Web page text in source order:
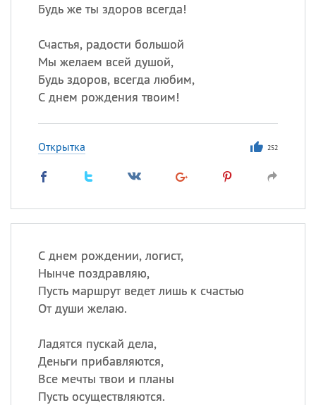
Будь же ты здоров всегда!
Счастья, радости большой
Мы желаем всей душой,
Будь здоров, всегда любим,
С днем рождения твоим!
Открытка 252
С днем рождении, логист,
Нынче поздравляю,
Пусть маршрут ведет лишь к счастью
От души желаю.
Ладятся пускай дела,
Деньги прибавляются,
Все мечты твои и планы
Пусть осуществляются.